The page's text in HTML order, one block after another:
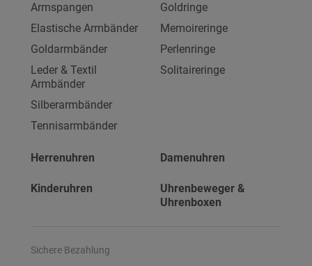
Armspangen
Elastische Armbänder
Goldarmbänder
Leder & Textil
Armbänder
Silberarmbänder
Tennisarmbänder
Goldringe
Memoireringe
Perlenringe
Solitaireringe
Herrenuhren Damenuhren
Kinderuhren
Uhrenbeweger &
Uhrenboxen
Sichere Bezahlung